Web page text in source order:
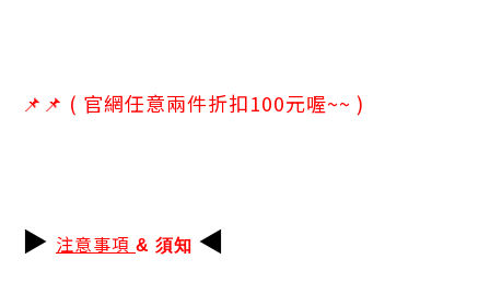
📌 📌 ( 官網任意兩件折扣100元喔~~ )
▶ 注意事項 & 須知 ◀